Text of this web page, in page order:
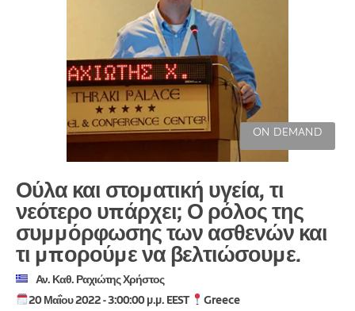
ON DEMAND
Ούλα και στοματική υγεία, τι
νεότερο υπάρχει; Ο ρόλος της
συμμόρφωσης των ασθενών και
τι μπορούμε να βελτιώσουμε.
Αν. Καθ. Ραχιώτης Χρήστος
20 Μαΐου 2022 - 3:00:00 μ.μ. EEST
Greece